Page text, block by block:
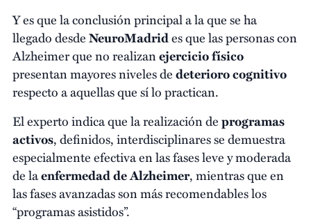
Y es que la conclusión principal a la que se ha
llegado desdeNeuroMadrides que las personas con
Alzheimer que no realizanejercicio físico
presentan mayores niveles dedeterioro cognitivo
respecto a aquellas que sí lo practican.
El experto indica que la realización deprogramas
activos, definidos, interdisciplinares se demuestra
especialmente efectiva en las fases leve y moderada
de laenfermedad de Alzheimer, mientras que en
las fases avanzadas son más recomendables los
“programas asistidos”.